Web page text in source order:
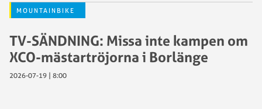
MOUNTAINBIKE
TV-SÄNDNING: Missa inte kampen om
XCO-mästartröjorna i Borlänge
2026-07-19 | 8:00